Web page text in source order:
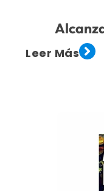
Leer Más